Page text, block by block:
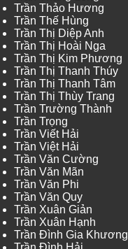
Trần Thảo Hương
Trần Thế Hùng
Trần Thị Diệp Anh
Trần Thị Hoài Nga
Trần Thị Kim Phương
Trần Thị Thanh Thúy
Trần Thị Thanh Tâm
Trần Thị Thùy Trang
Trần Trường Thành
Trần Trọng
Trần Viết Hải
Trần Việt Hải
Trần Văn Cường
Trần Văn Mãn
Trần Văn Phi
Trần Văn Quy
Trần Xuân Giản
Trần Xuân Hạnh
Trần Đình Gia Khương